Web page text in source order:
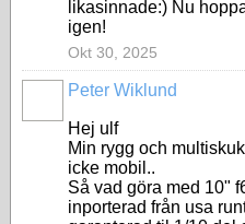
likasinnade:) Nu
igen!
Okt 30, 2025
Peter Wiklund
Hej ulf
Min rygg och
icke mobil..
Så vad göra med 10"
inporterad från usa